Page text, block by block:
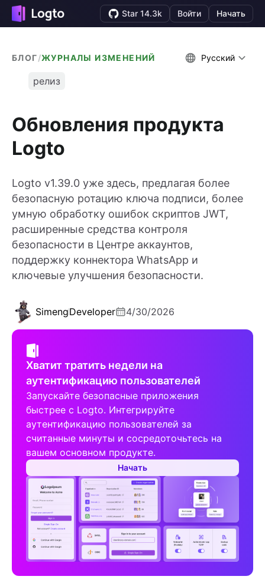
Star 14.3k Войти Начать
БЛОГ/ЖУРНАЛЫ ИЗМЕНЕНИЙ Русский
релиз
Обновления продукта
Logto
Logto v1.39.0 уже здесь, предлагая более
безопасную ротацию ключа подписи, более
умную обработку ошибок скриптов JWT,
расширенные средства контроля
безопасности в Центре аккаунтов,
поддержку коннектора WhatsApp и
ключевые улучшения безопасности.
SimengDeveloper 4/30/2026
Хватит тратить недели на
аутентификацию пользователей
Запускайте безопасные приложения
быстрее с Logto. Интегрируйте
аутентификацию пользователей за
считанные минуты и сосредоточьтесь на
вашем основном продукте.
Начать